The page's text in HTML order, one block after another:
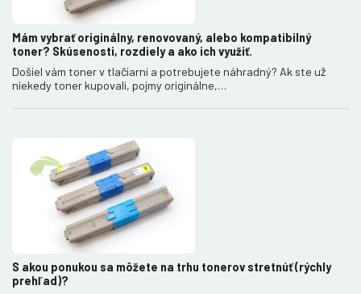
Mám vybrať originálny, renovovaný, alebo kompatibilný
toner? Skúsenosti, rozdiely a ako ich využiť.
Došiel vám toner v tlačiarni a potrebujete náhradný? Ak ste už
niekedy toner kupovali, pojmy originálne,…
S akou ponukou sa môžete na trhu tonerov stretnúť (rýchly
prehľad)?